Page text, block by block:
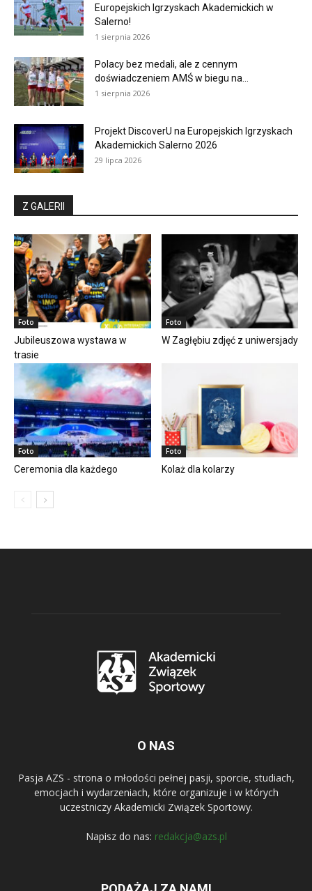
Europejskich Igrzyskach Akademickich w
Salerno!
1 sierpnia 2026
Polacy bez medali, ale z cennym
doświadczeniem AMŚ w biegu na...
1 sierpnia 2026
Projekt DiscoverU na Europejskich Igrzyskach
Akademickich Salerno 2026
29 lipca 2026
Z GALERII
Foto
Jubileuszowa wystawa w
trasie
Foto
W Zagłębiu zdjęć z uniwersjady
Foto
Ceremonia dla każdego
Foto
Kolaż dla kolarzy
O NAS
Pasja AZS - strona o młodości pełnej pasji, sporcie, studiach,
emocjach i wydarzeniach, które organizuje i w których
uczestniczy Akademicki Związek Sportowy.
Napisz do nas: redakcja@azs.pl